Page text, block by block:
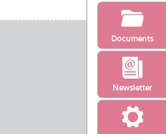
Newsletter
Documents